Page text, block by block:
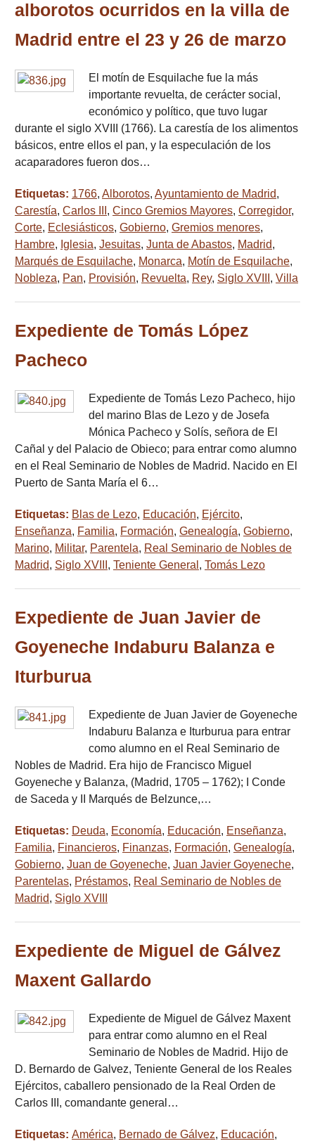
alborotos ocurridos en la villa de
Madrid entre el 23 y 26 de marzo
El motín de Esquilache fue la más
importante revuelta, de cerácter social,
económico y político, que tuvo lugar
durante el siglo XVIII (1766). La carestía de los alimentos
básicos, entre ellos el pan, y la especulación de los
acaparadores fueron dos…
Etiquetas: 1766, Alborotos, Ayuntamiento de Madrid,
Carestía, Carlos III , Cinco Gremios Mayores, Corregidor,
Corte, Eclesiásticos, Gobierno, Gremios menores,
Hambre, Iglesia, Jesuitas, Junta de Abastos, Madrid,
Marqués de Esquilache, Monarca, Motín de Esquilache,
Nobleza, Pan, Provisión, Revuelta, Rey, Siglo XVIII , Villa
Expediente de Tomás López
Pacheco
Expediente de Tomás Lezo Pacheco, hijo
del marino Blas de Lezo y de Josefa
Mónica Pacheco y Solís, señora de El
Cañal y del Palacio de Obieco; para entrar como alumno
en el Real Seminario de Nobles de Madrid. Nacido en El
Puerto de Santa María el 6…
Etiquetas: Blas de Lezo, Educación, Ejército,
Enseñanza, Familia, Formación, Genealogía, Gobierno,
Marino, Militar, Parentela, Real Seminario de Nobles de
Madrid, Siglo XVIII , Teniente General , Tomás Lezo
Expediente de Juan Javier de
Goyeneche Indaburu Balanza e
Iturburua
Expediente de Juan Javier de Goyeneche
Indaburu Balanza e Iturburua para entrar
como alumno en el Real Seminario de
Nobles de Madrid. Era hijo de Francisco Miguel
Goyeneche y Balanza, (Madrid, 1705 – 1762); I Conde
de Saceda y II Marqués de Belzunce,…
Etiquetas: Deuda, Economía, Educación, Enseñanza,
Familia, Financieros, Finanzas, Formación, Genealogía,
Gobierno, Juan de Goyeneche, Juan Javier Goyeneche,
Parentelas, Préstamos, Real Seminario de Nobles de
Madrid, Siglo XVIII
Expediente de Miguel de Gálvez
Maxent Gallardo
Expediente de Miguel de Gálvez Maxent
para entrar como alumno en el Real
Seminario de Nobles de Madrid. Hijo de
D. Bernardo de Galvez, Teniente General de los Reales
Ejércitos, caballero pensionado de la Real Orden de
Carlos III, comandante general…
Etiquetas: América, Bernado de Gálvez, Educación,